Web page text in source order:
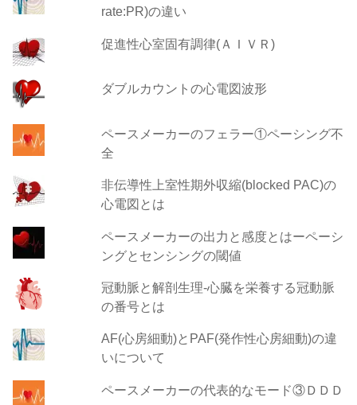
rate:PR)の違い
促進性心室固有調律(ＡＩＶＲ)
ダブルカウントの心電図波形
ペースメーカーのフェラー①ペーシング不
全
非伝導性上室性期外収縮(blocked PAC)の
心電図とは
ペースメーカーの出力と感度とはーペーシ
ングとセンシングの閾値
冠動脈と解剖生理-心臓を栄養する冠動脈
の番号とは
AF(心房細動)とPAF(発作性心房細動)の違
いについて
ペースメーカーの代表的なモード③ＤＤＤ